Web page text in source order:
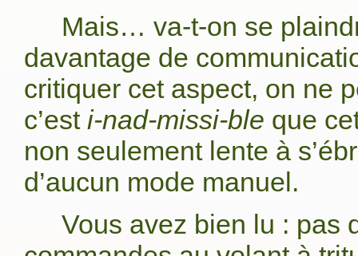
Mais… va-t-on se
davantage de
critiquer cet aspect, on ne
c’est i-nad-missi-ble que
non seulement lente à
d’aucun mode manuel.
Vous avez bien lu : pas